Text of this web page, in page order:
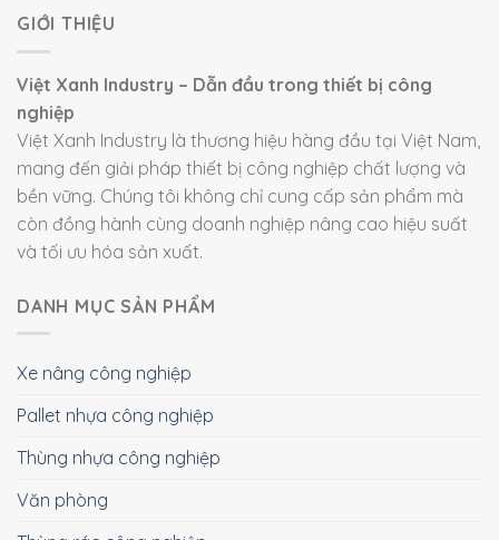
GIỚI THIỆU
Việt Xanh Industry – Dẫn đầu trong thiết bị công
nghiệp
Việt Xanh Industry là thương hiệu hàng đầu tại Việt Nam,
mang đến giải pháp thiết bị công nghiệp chất lượng và
bền vững. Chúng tôi không chỉ cung cấp sản phẩm mà
còn đồng hành cùng doanh nghiệp nâng cao hiệu suất
và tối ưu hóa sản xuất.
DANH MỤC SẢN PHẨM
Xe nâng công nghiệp
Pallet nhựa công nghiệp
Thùng nhựa công nghiệp
Văn phòng